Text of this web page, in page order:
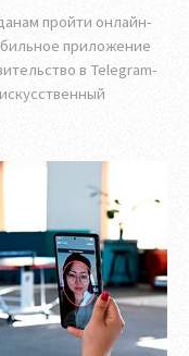
пройти онлайн-
приложение
в Telegram-